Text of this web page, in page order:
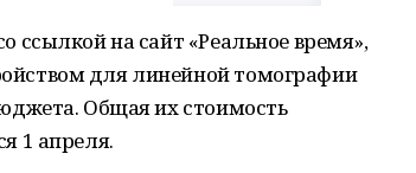
ссылкой на сайт «Реальное время»,
для линейной томографии
Общая их стоимость
1 апреля.